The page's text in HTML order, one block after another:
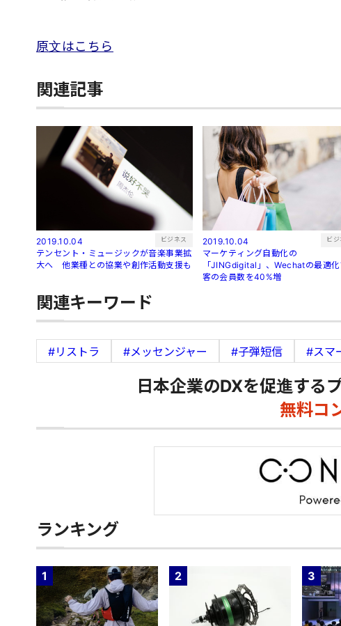
原文はこちら
関連記事
2019.10.04 ビジネス
テンセント・ミュージックが音楽事業拡
大へ 他業種との協業や創作活動支援も
2019.10.04 ビジ
マーケティング自動化の
「JINGdigital」、Wechatの最適
客の会員数を40%増
関連キーワード
#リストラ #メッセンジャー #子弾短信 #スマ
日本企業のDXを促進する
無料コ
ランキング
1 2 3